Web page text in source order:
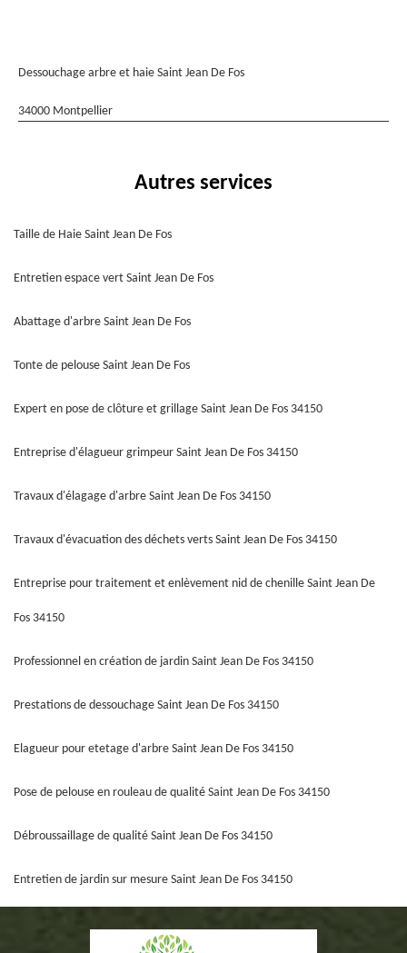
Dessouchage arbre et haie Saint Jean De Fos
34000 Montpellier
Autres services
Taille de Haie Saint Jean De Fos
Entretien espace vert Saint Jean De Fos
Abattage d'arbre Saint Jean De Fos
Tonte de pelouse Saint Jean De Fos
Expert en pose de clôture et grillage Saint Jean De Fos 34150
Entreprise d'élagueur grimpeur Saint Jean De Fos 34150
Travaux d'élagage d'arbre Saint Jean De Fos 34150
Travaux d'évacuation des déchets verts Saint Jean De Fos 34150
Entreprise pour traitement et enlèvement nid de chenille Saint Jean De
Fos 34150
Professionnel en création de jardin Saint Jean De Fos 34150
Prestations de dessouchage Saint Jean De Fos 34150
Elagueur pour etetage d'arbre Saint Jean De Fos 34150
Pose de pelouse en rouleau de qualité Saint Jean De Fos 34150
Débroussaillage de qualité Saint Jean De Fos 34150
Entretien de jardin sur mesure Saint Jean De Fos 34150